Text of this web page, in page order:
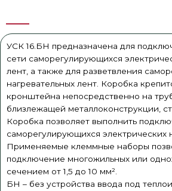
УСК 16.БН предназначена для
сети саморегулирующихся
лент, а также для разветвления
нагревательных лент. Коробка
кронштейна непосредственно на
близлежащей металлоконструкции,
Коробка позволяет выполнить
саморегулирующихся электрических
Применяемые клеммные наборы
подключение многожильных или
сечением от 1,5 до 10 мм².
БН – без устройства ввода под